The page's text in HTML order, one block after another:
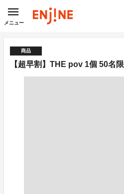
メニュー
商品
【超早割】THE pov 1個 50名